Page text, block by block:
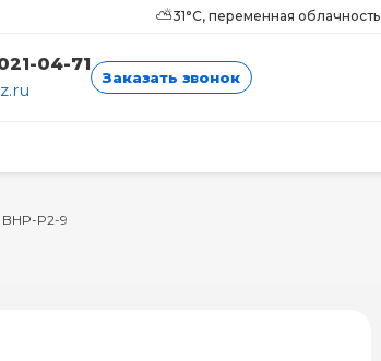
⛅31°C, переменная облачность
04-71
Заказать звонок
P2-9